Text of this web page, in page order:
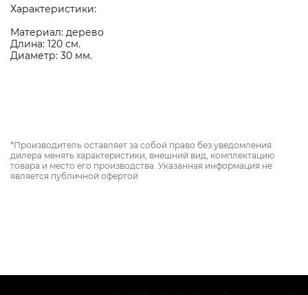
Характеристики:
Материал: дерево
Длина: 120 см.
Диаметр: 30 мм.
*Производитель оставляет за собой право без уведомления
дилера менять характеристики, внешний вид, комплектацию
товара и место его производства. Указанная информация не
является публичной офертой